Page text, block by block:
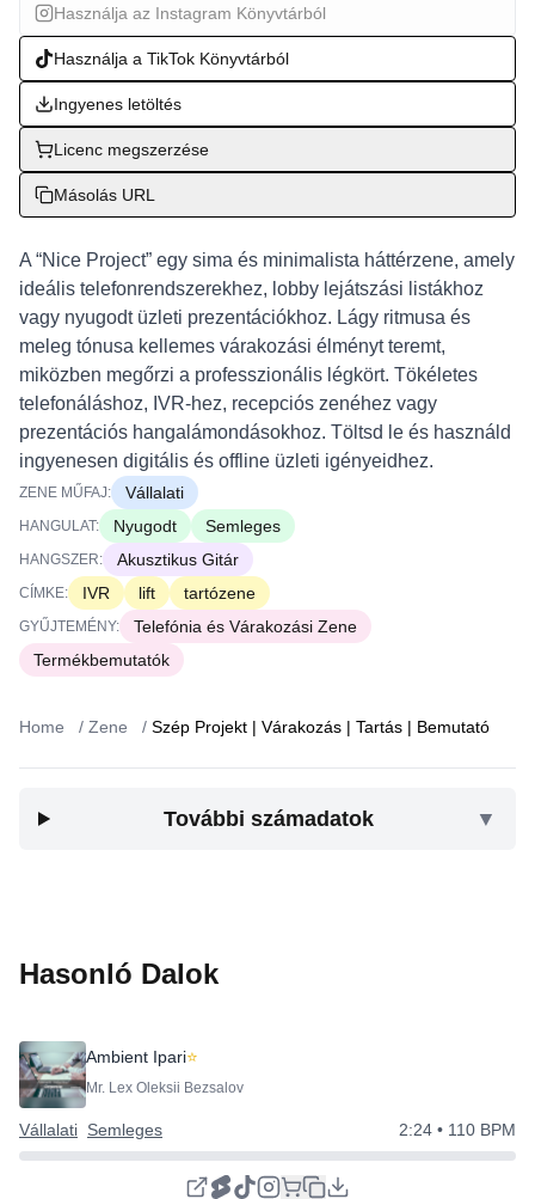
Használja az Instagram Könyvtárból
Használja a TikTok Könyvtárból
Ingyenes letöltés
Licenc megszerzése
Másolás URL
A “Nice Project” egy sima és minimalista háttérzene, amely
ideális telefonrendszerekhez, lobby lejátszási listákhoz
vagy nyugodt üzleti prezentációkhoz. Lágy ritmusa és
meleg tónusa kellemes várakozási élményt teremt,
miközben megőrzi a professzionális légkört. Tökéletes
telefonáláshoz, IVR-hez, recepciós zenéhez vagy
prezentációs hangalámondásokhoz. Töltsd le és használd
ingyenesen digitális és offline üzleti igényeidhez.
ZENE MŰFAJ: Vállalati
HANGULAT: Nyugodt Semleges
HANGSZER: Akusztikus Gitár
CÍMKE: IVR lift tartózene
GYŰJTEMÉNY:
Telefónia és Várakozási Zene
Termékbemutatók
Home / Zene / Szép Projekt | Várakozás | Tartás | Bemutató
További számadatok ▼
Hasonló Dalok
Ambient Ipari⭐
Mr. Lex Oleksii Bezsalov
Vállalati Semleges 2:24 • 110 BPM